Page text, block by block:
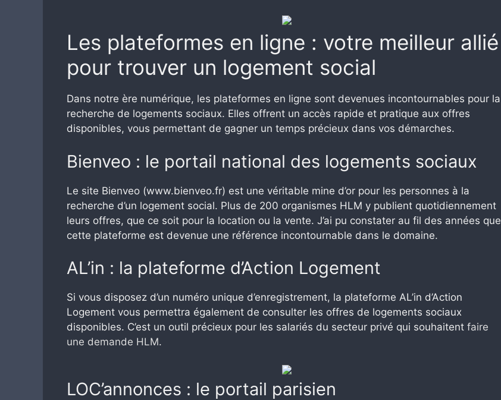
Les plateformes en ligne : votre meilleur allié
pour trouver un logement social
Dans notre ère numérique, les plateformes en ligne sont devenues incontournables pour la
recherche de logements sociaux. Elles offrent un accès rapide et pratique aux offres
disponibles, vous permettant de gagner un temps précieux dans vos démarches.
Bienveo : le portail national des logements sociaux
Le site Bienveo (www.bienveo.fr) est une véritable mine d’or pour les personnes à la
recherche d’un logement social. Plus de 200 organismes HLM y publient quotidiennement
leurs offres, que ce soit pour la location ou la vente. J’ai pu constater au fil des années que
cette plateforme est devenue une référence incontournable dans le domaine.
AL’in : la plateforme d’Action Logement
Si vous disposez d’un numéro unique d’enregistrement, la plateforme AL’in d’Action
Logement vous permettra également de consulter les offres de logements sociaux
disponibles. C’est un outil précieux pour les salariés du secteur privé qui souhaitent faire
une demande HLM.
LOC’annonces : le portail parisien